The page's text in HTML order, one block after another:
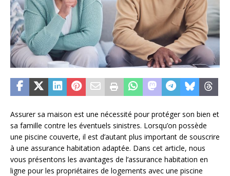
Assurer sa maison est une nécessité pour protéger son bien et
sa famille contre les éventuels sinistres. Lorsqu’on possède
une piscine couverte, il est d’autant plus important de souscrire
à une assurance habitation adaptée. Dans cet article, nous
vous présentons les avantages de l’assurance habitation en
ligne pour les propriétaires de logements avec une piscine